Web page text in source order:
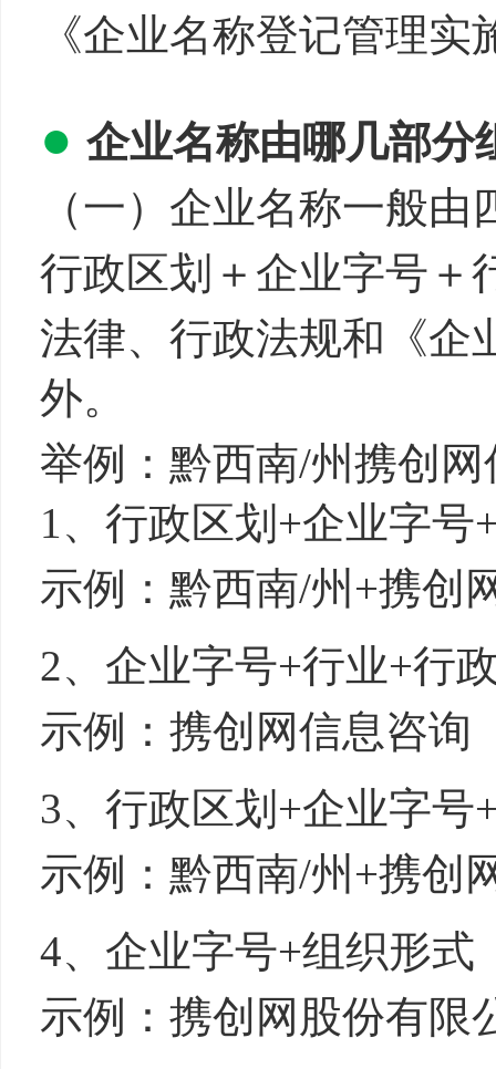
《企业名称登记管理
● 企业名称由哪几部分
（一）企业名称一般由
行政区划＋企业字号＋
法律、行政法规和《企
外。
举例：黔西南/州携创
1、行政区划 +企业字号
示例：黔西南/州+携创
2、企业字号+行业+行
示例：携创网信息咨询
3、行政区划 +企业字号
示例：黔西南/州+携创
4、企业字号+组织形式
示例：携创网股份有限